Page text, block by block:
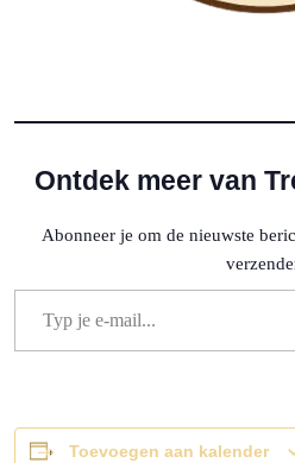
Ontdek meer van
Abonneer je om de nieuwste
Typ je e-mail...
Toevoegen aan kalender